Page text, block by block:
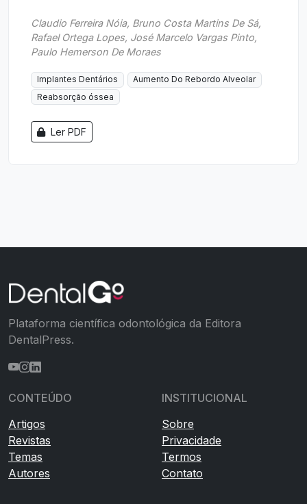
Claudio Ferreira Nóia, Bruno Costa Martins De Sá,
Rafael Ortega Lopes, José Marcelo Vargas Pinto,
Paulo Hemerson De Moraes
Implantes Dentários
Aumento Do Rebordo Alveolar
Reabsorção óssea
Ler PDF
Plataforma científica odontológica da Editora
DentalPress.
CONTEÚDO
Artigos
Revistas
Temas
Autores
INSTITUCIONAL
Sobre
Privacidade
Termos
Contato